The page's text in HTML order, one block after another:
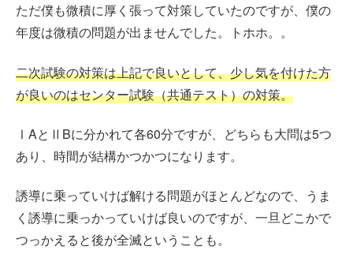
ただ僕も微積に厚く張って対策していたのですが、僕の
年度は微積の問題が出ませんでした。トホホ。。
二次試験の対策は上記で良いとして、少し気を付けた方
が良いのはセンター試験（共通テスト）の対策。
ⅠAとⅡBに分かれて各60分ですが、どちらも大問は5つ
あり、時間が結構かつかつになります。
誘導に乗っていけば解ける問題がほとんどなので、うま
く誘導に乗っかっていけば良いのですが、一旦どこかで
つっかえると後が全滅ということも。